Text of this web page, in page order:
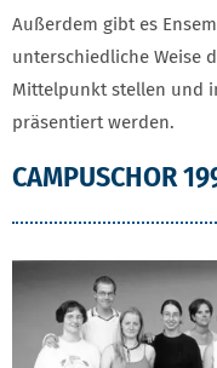
Außerdem gibt es
unterschiedliche Weise
Mittelpunkt stellen und
präsentiert werden.
CAMPUSCHOR